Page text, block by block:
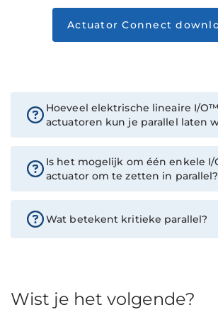
Actuator Connect
Hoeveel elektrische lineaire I/
actuatoren kun je parallel laten
Is het mogelijk om één enkele
actuator om te zetten in parallel?
Wat betekent kritieke parallel?
Wist je het volgende?